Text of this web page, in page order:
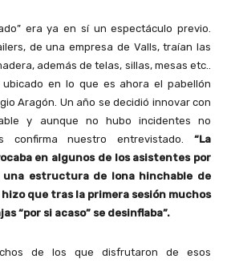
era ya en sí un espectáculo previo.
de una empresa de Valls, traían las
además de telas, sillas, mesas etc..
en lo que es ahora el pabellón
Aragón. Un año se decidió innovar con
y aunque no hubo incidentes no
confirma nuestro entrevistado. “La
en algunos de los asistentes por
una estructura de lona hinchable de
que tras la primera sesión muchos
“por si acaso” se desinflaba”.
de los que disfrutaron de esos